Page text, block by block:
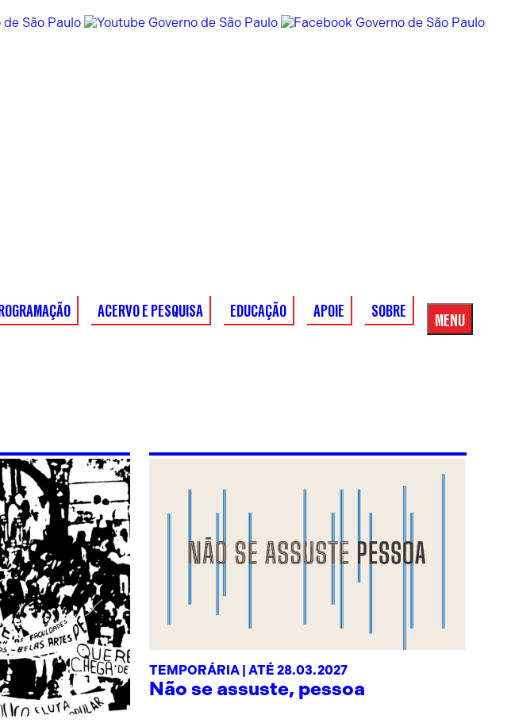
ACERVO E PESQUISA EDUCAÇÃO APOIE SOBRE MENU
Menu
TEMPORÁRIA | ATÉ 28.03.2027
Não se assuste, pessoa